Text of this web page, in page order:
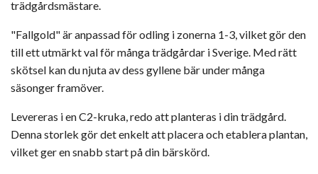
trädgårdsmästare.
"Fallgold" är anpassad för odling i zonerna 1-3, vilket gör den
till ett utmärkt val för många trädgårdar i Sverige. Med rätt
skötsel kan du njuta av dess gyllene bär under många
säsonger framöver.
Levereras i en C2-kruka, redo att planteras i din trädgård.
Denna storlek gör det enkelt att placera och etablera plantan,
vilket ger en snabb start på din bärskörd.